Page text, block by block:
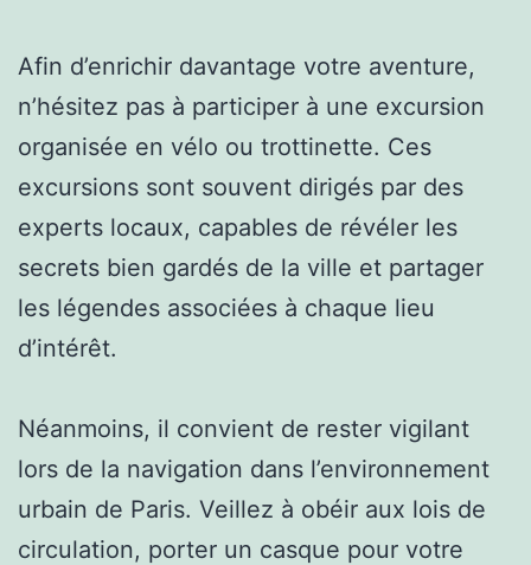
Afin d’enrichir davantage votre aventure,
n’hésitez pas à participer à une excursion
organisée en vélo ou trottinette. Ces
excursions sont souvent dirigés par des
experts locaux, capables de révéler les
secrets bien gardés de la ville et partager
les légendes associées à chaque lieu
d’intérêt.
Néanmoins, il convient de rester vigilant
lors de la navigation dans l’environnement
urbain de Paris. Veillez à obéir aux lois de
circulation, porter un casque pour votre